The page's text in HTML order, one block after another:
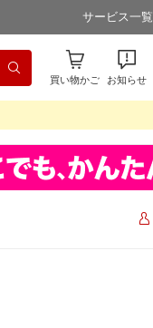
サービス一覧
買い物かご お知らせ